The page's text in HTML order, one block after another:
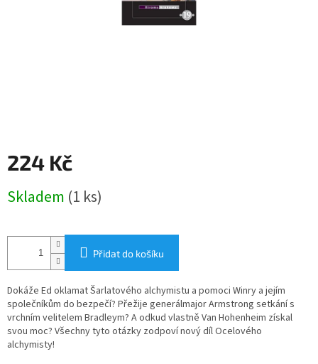
224 Kč
cena:
Skladem (1 ks)
Přidat do košíku
Dokáže Ed oklamat Šarlatového alchymistu a pomoci Winry a jejím
společníkům do bezpečí? Přežije generálmajor Armstrong setkání s
vrchním velitelem Bradleym? A odkud vlastně Van Hohenheim získal
svou moc? Všechny tyto otázky zodpoví nový díl Ocelového
alchymisty!